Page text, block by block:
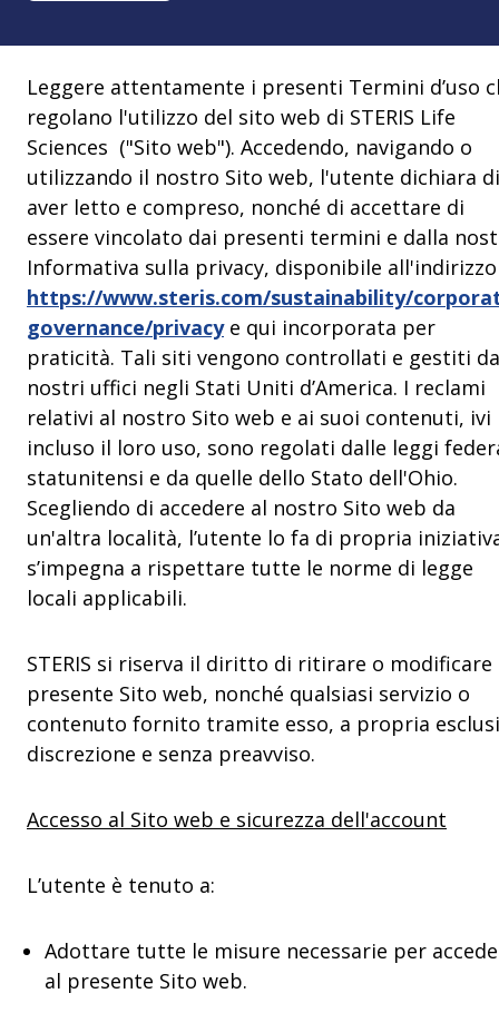
Leggere attentamente i presenti Termini d’uso
regolano l'utilizzo del sito web di STERIS Life
Sciences ("Sito web"). Accedendo, navigando o
utilizzando il nostro Sito web, l'utente dichiara di
aver letto e compreso, nonché di accettare di
essere vincolato dai presenti termini e dalla
Informativa sulla privacy, disponibile all'indirizzo
https://www.steris.com/sustainability/
governance/privacye qui incorporata per
praticità. Tali siti vengono controllati e gestiti
nostri uffici negli Stati Uniti d’America. I reclami
relativi al nostro Sito web e ai suoi contenuti, ivi
incluso il loro uso, sono regolati dalle leggi
statunitensi e da quelle dello Stato dell'Ohio.
Scegliendo di accedere al nostro Sito web da
un'altra località, l’utente lo fa di propria
s’impegna a rispettare tutte le norme di legge
locali applicabili.
STERIS si riserva il diritto di ritirare o modificare
presente Sito web, nonché qualsiasi servizio o
contenuto fornito tramite esso, a propria
discrezione e senza preavviso.
Accesso al Sito web e sicurezza dell'account
L’utente è tenuto a:
Adottare tutte le misure necessarie per
al presente Sito web.